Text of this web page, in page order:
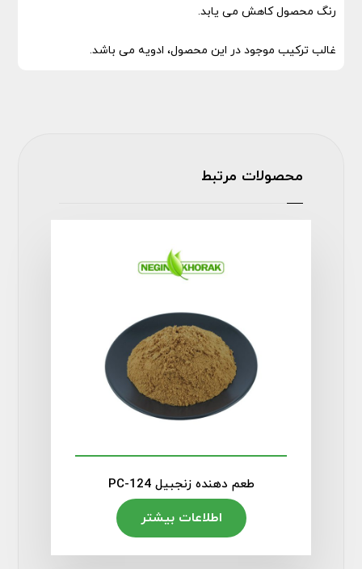
رنگ محصول کاهش می یابد.
غالب ترکیب موجود در این محصول، ادویه می باشد.
محصولات مرتبط
طعم دهنده زنجبیل PC-124
اطلاعات بیشتر